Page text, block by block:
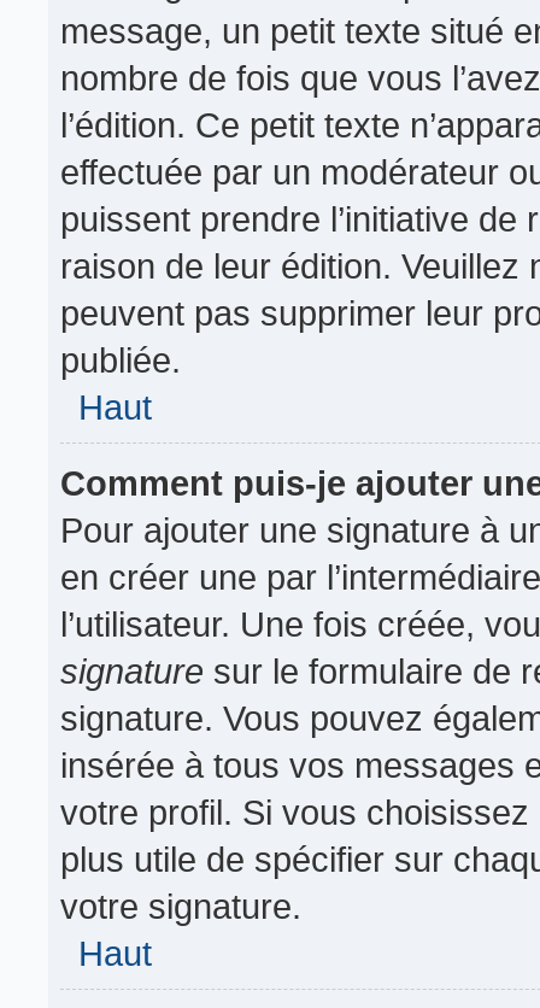
message, un petit texte situé
nombre de fois que vous
l’édition. Ce petit texte
effectuée par un modérateur
puissent prendre l’initiative
raison de leur édition.
peuvent pas supprimer leur
publiée.
Haut
Comment puis-je ajouter
Pour ajouter une signature à
en créer une par
l’utilisateur. Une fois créée,
signature sur le formulaire de
signature. Vous pouvez
insérée à tous vos messages
votre profil. Si vous
plus utile de spécifier sur
votre signature.
Haut